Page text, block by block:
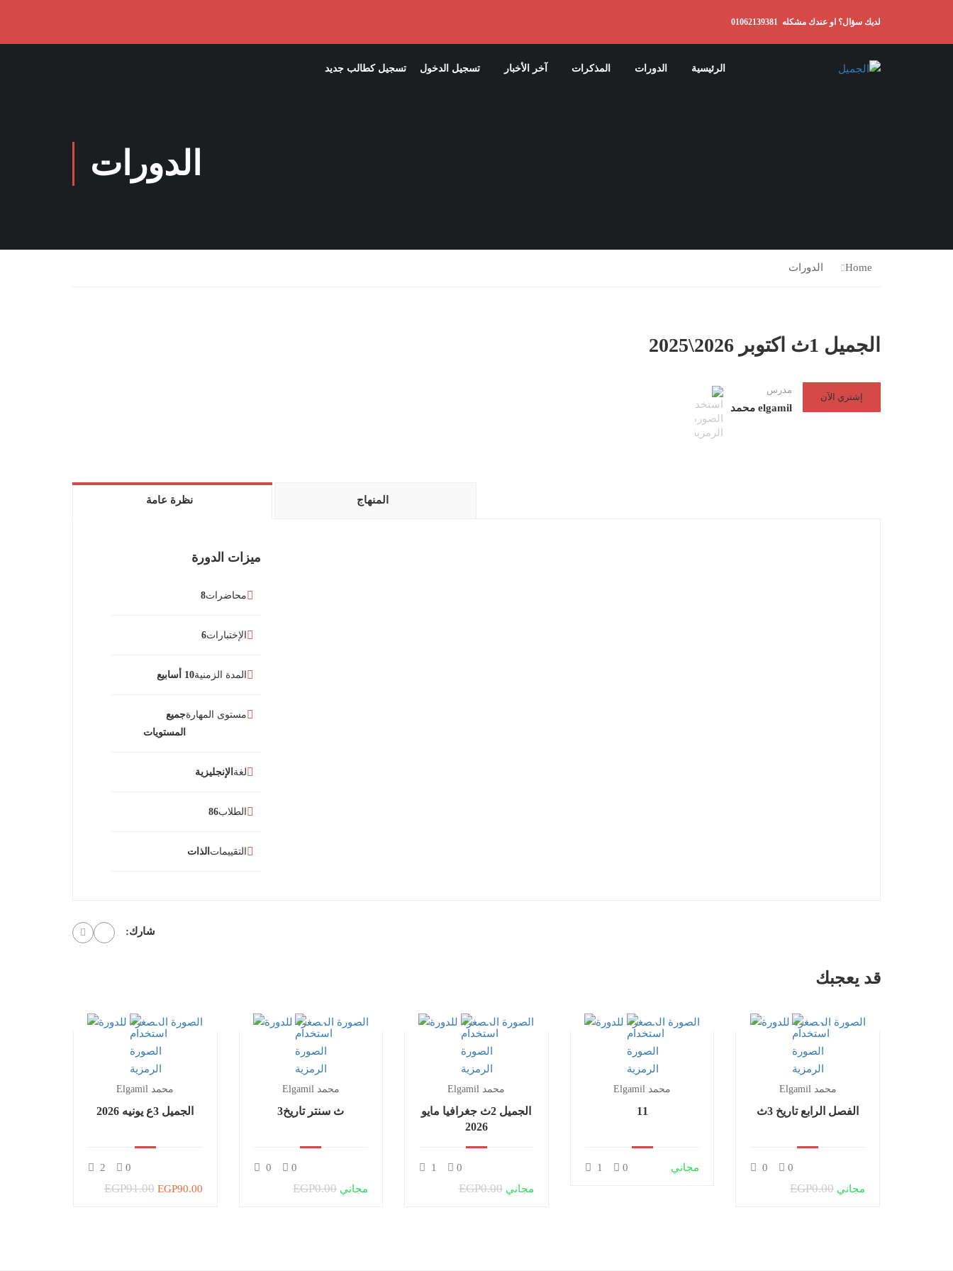
لديك سؤال؟ او عندك مشكله 01062139381
الرئيسية الدورات المذكرات آخر الأخبار تسجيل الدخول تسجيل كطالب جديد
الدورات
Home الدورات
الجميل 1ث اكتوبر 2026\2025
مدرس
elgamil محمد
إشتري الآن
نظرة عامة المنهاج
ميزات الدورة
محاضرات8
الإختبارات6
المدة الزمنية10 أسابيع
مستوى المهارةجميع
المستويات
لغة الإنجليزية
الطلاب86
التقييمات الذات
شارك:
قد يعجبك
Elgamil محمد
الجميل 3ع يونيه 2026
2 0
EGP91.00 EGP90.00
Elgamil محمد
3ث سنتر تاريخ
0 0
EGP0.00 مجاني
Elgamil محمد
الجميل 2ث جغرافيا مايو
2026
1 0
EGP0.00 مجاني
Elgamil محمد
11
1 0 مجاني
Elgamil محمد
الفصل الرابع تاريخ 3ث
0 0
EGP0.00 مجاني